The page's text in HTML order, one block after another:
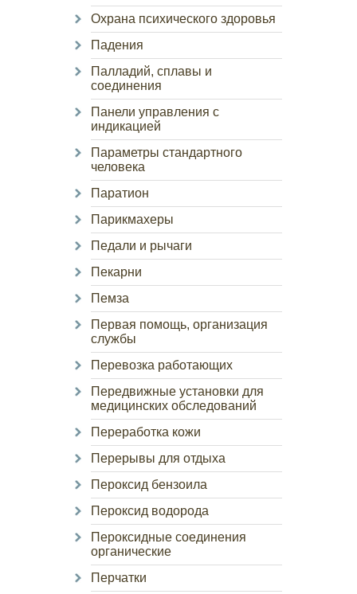
Охрана психического здоровья
Падения
Палладий, сплавы и
соединения
Панели управления с
индикацией
Параметры стандартного
человека
Паратион
Парикмахеры
Педали и рычаги
Пекарни
Пемза
Первая помощь, организация
службы
Перевозка работающих
Передвижные установки для
медицинских обследований
Переработка кожи
Перерывы для отдыха
Пероксид бензоила
Пероксид водорода
Пероксидные соединения
органические
Перчатки